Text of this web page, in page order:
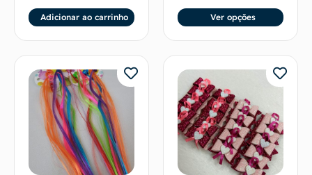
Adicionar ao carrinho Ver opções